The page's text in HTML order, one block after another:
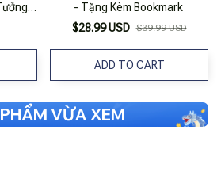
-
- Tặng Kèm Bookmark
$28.99 USD $39.99 USD
ADD TO CART
VỪA XEM